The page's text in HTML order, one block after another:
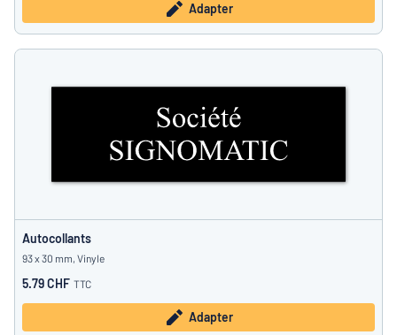
Adapter
Autocollants
93 x 30 mm, Vinyle
5.79 CHF TTC
Adapter